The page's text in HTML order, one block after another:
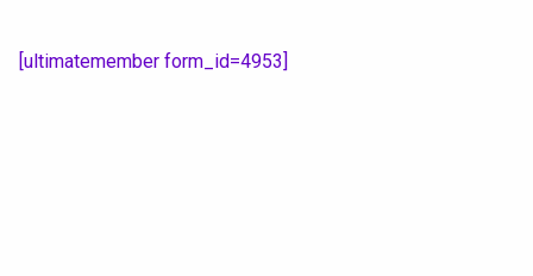
International
[ultimatemember form_id=4953]